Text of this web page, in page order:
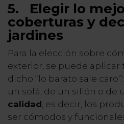
5. Elegir lo
coberturas y
jardines
Para la elección sobre
exterior, se puede
dicho “lo barato sale caro”:
un sofá, de un sillón o de
calidad, es decir, los
ser cómodos y